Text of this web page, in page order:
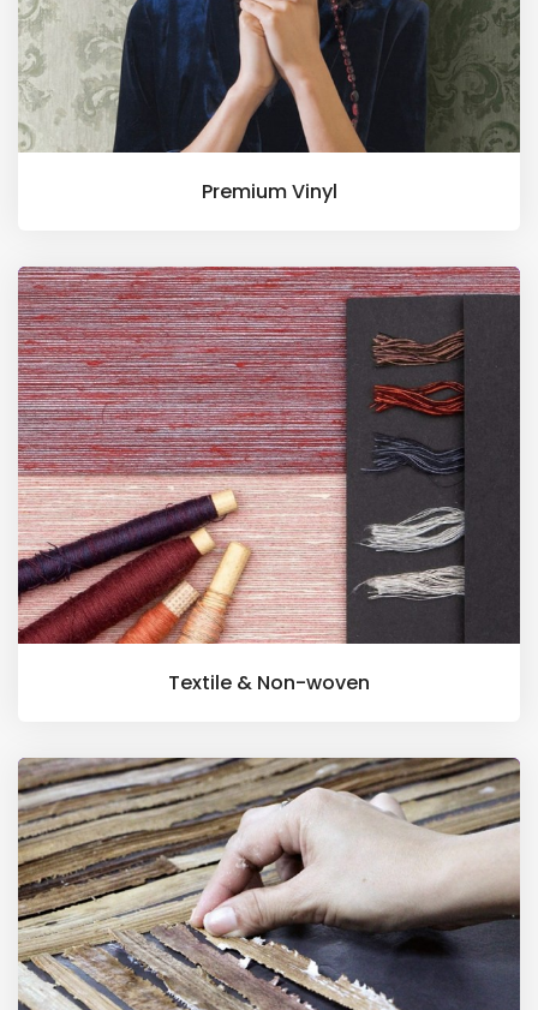
Premium Vinyl
Textile & Non-woven